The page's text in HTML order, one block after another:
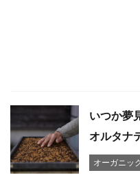
いつか夢
オルタナ
オーガニッ